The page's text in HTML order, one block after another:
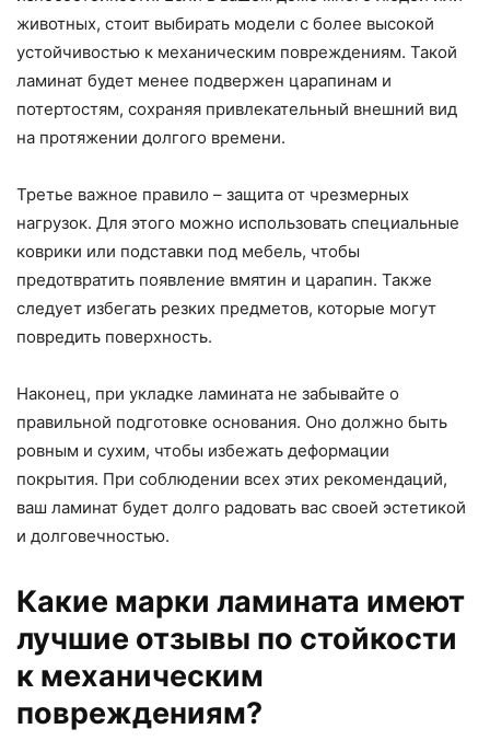
животных, стоит выбирать модели с более высокой
устойчивостью к механическим повреждениям. Такой
ламинат будет менее подвержен царапинам и
потертостям, сохраняя привлекательный внешний вид
на протяжении долгого времени.
Третье важное правило – защита от чрезмерных
нагрузок. Для этого можно использовать специальные
коврики или подставки под мебель, чтобы
предотвратить появление вмятин и царапин. Также
следует избегать резких предметов, которые могут
повредить поверхность.
Наконец, при укладке ламината не забывайте о
правильной подготовке основания. Оно должно быть
ровным и сухим, чтобы избежать деформации
покрытия. При соблюдении всех этих рекомендаций,
ваш ламинат будет долго радовать вас своей эстетикой
и долговечностью.
Какие марки ламината имеют
лучшие отзывы по стойкости
к механическим
повреждениям?